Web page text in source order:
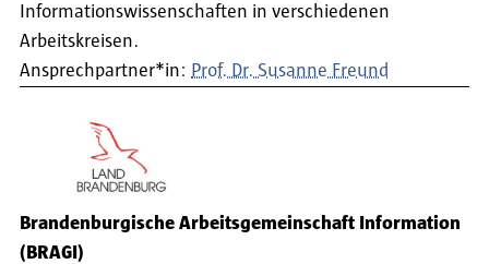
Informationswissenschaften in verschiedenen
Arbeitskreisen.
Ansprechpartner*in: Prof. Dr. Susanne Freund
Brandenburgische Arbeitsgemeinschaft Information
(BRAGI)